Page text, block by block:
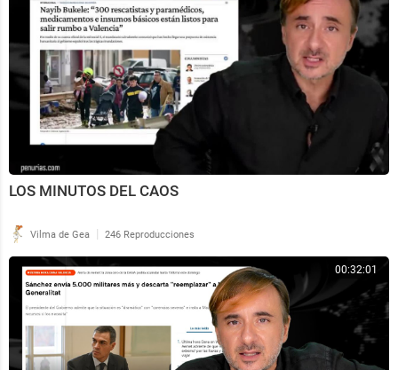
LOS MINUTOS DEL CAOS
Vilma de Gea | 246 Reproducciones
00:32:01